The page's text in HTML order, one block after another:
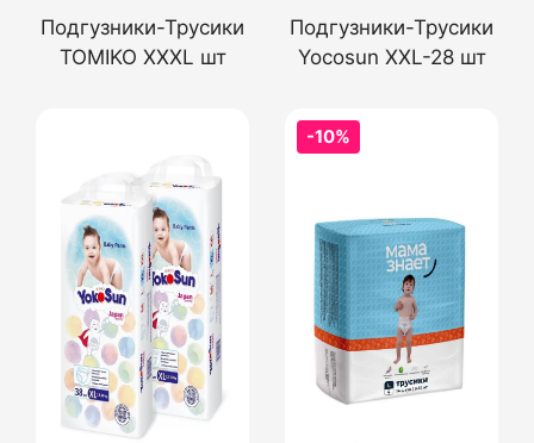
Подгузники-Трусики
TOMIKO XXXL шт
Подгузники-Трусики
Yocosun XXL-28 шт
-10%